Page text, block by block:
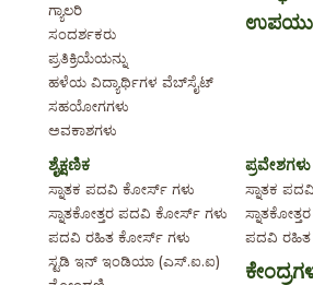
ಗ್ಯಾಲರಿ
ಸಂದರ್ಶಕರು
ಪ್ರತಿಕ್ರಿಯೆಯನ್ನು
ಹಳೆಯ ವಿದ್ಯಾರ್ಥಿಗಳ ವೆಬ್‌ಸೈಟ್
ಸಹಯೋಗಗಳು
ಅವಕಾಶಗಳು
ಶೈಕ್ಷಣಿಕ
ಸ್ನಾತಕ ಪದವಿ ಕೋರ್ಸ್ ಗಳು
ಸ್ನಾತಕೋತ್ತರ ಪದವಿ ಕೋರ್ಸ್ ಗಳು
ಪದವಿ ರಹಿತ ಕೋರ್ಸ್ ಗಳು
ಸ್ಟಡಿ ಇನ್ ಇಂಡಿಯಾ (ಎಸ್.ಐ.ಐ)
ಪ್ರವೇಶಗಳು
ಸ್ನಾತಕ ಪದವಿ
ಪದವಿ ರಹಿತ